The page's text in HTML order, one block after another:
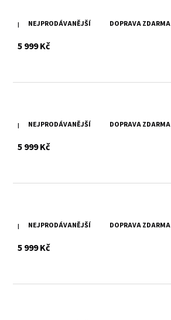
NEJPRODÁVANĚJŠÍ DOPRAVA ZDARMA
Dámský koňakový kožený křivák MWXarah DB
5 999 Kčs DPH
NEJPRODÁVANĚJŠÍ DOPRAVA ZDARMA
Dámský červený kožený křivák MWXarah DB
5 999 Kčs DPH
NEJPRODÁVANĚJŠÍ DOPRAVA ZDARMA
Dámský hnědý kožený křivák MWXarah DB
5 999 Kčs DPH